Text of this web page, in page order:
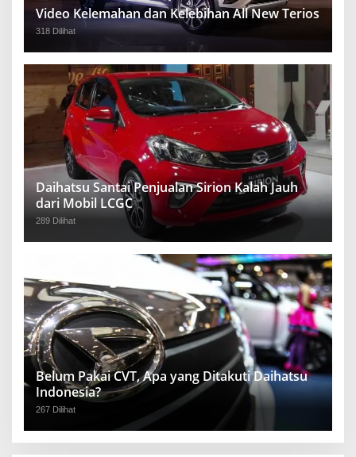
Video Kelemahan dan Kelebihan All New Terios
318 Dilihat
Daihatsu Santai Penjualan Sirion Kalah Jauh
dari Mobil LCGC
289 Dilihat
Belum Pakai CVT, Apa yang Ditakuti Daihatsu
Indonesia?
267 Dilihat